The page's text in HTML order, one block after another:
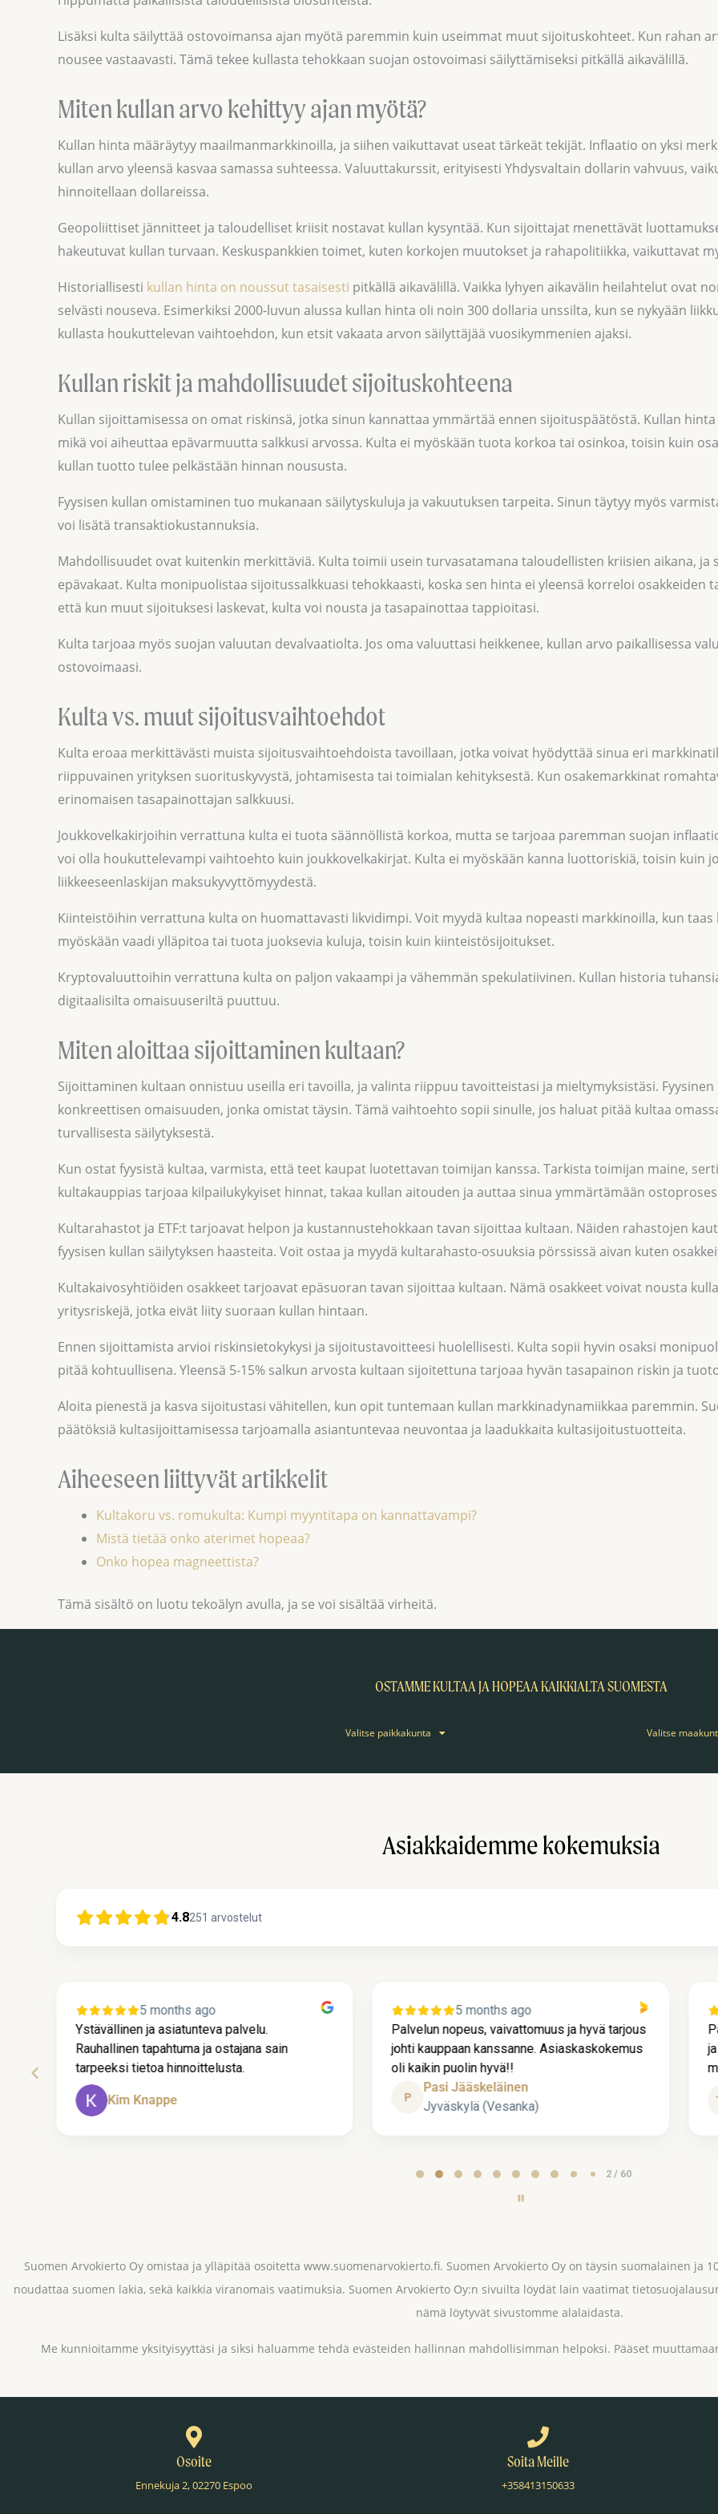
Lisäksi kulta säilyttää ostovoimansa ajan myötä paremmin kuin useimmat muut sijoituskohteet. Kun rahan
nousee vastaavasti. Tämä tekee kullasta tehokkaan suojan ostovoimasi säilyttämiseksi pitkällä aikavälillä.
Miten kullan arvo kehittyy ajan myötä?
Kullan hinta määräytyy maailmanmarkkinoilla, ja siihen vaikuttavat useat tärkeät tekijät. Inflaatio on yksi
kullan arvo yleensä kasvaa samassa suhteessa. Valuuttakurssit, erityisesti Yhdysvaltain dollarin vahvuus,
hinnoitellaan dollareissa.
Geopoliittiset jännitteet ja taloudelliset kriisit nostavat kullan kysyntää. Kun sijoittajat menettävät
hakeutuvat kullan turvaan. Keskuspankkien toimet, kuten korkojen muutokset ja rahapolitiikka, vaikuttavat
Historiallisesti kullan hinta on noussut tasaisesti pitkällä aikavälillä. Vaikka lyhyen aikavälin heilahtelut ovat
selvästi nouseva. Esimerkiksi 2000-luvun alussa kullan hinta oli noin 300 dollaria unssilta, kun se nykyään
kullasta houkuttelevan vaihtoehdon, kun etsit vakaata arvon säilyttäjää vuosikymmenien ajaksi.
Kullan riskit ja mahdollisuudet sijoituskohteena
Kullan sijoittamisessa on omat riskinsä, jotka sinun kannattaa ymmärtää ennen sijoituspäätöstä. Kullan
mikä voi aiheuttaa epävarmuutta salkkusi arvossa. Kulta ei myöskään tuota korkoa tai osinkoa, toisin kuin
kullan tuotto tulee pelkästään hinnan noususta.
Fyysisen kullan omistaminen tuo mukanaan säilytyskuluja ja vakuutuksen tarpeita. Sinun täytyy myös
voi lisätä transaktiokustannuksia.
Mahdollisuudet ovat kuitenkin merkittäviä. Kulta toimii usein turvasatamana taloudellisten kriisien aikana,
epävakaat. Kulta monipuolistaa sijoitussalkkuasi tehokkaasti, koska sen hinta ei yleensä korreloi osakkeiden
että kun muut sijoituksesi laskevat, kulta voi nousta ja tasapainottaa tappioitasi.
Kulta tarjoaa myös suojan valuutan devalvaatiolta. Jos oma valuuttasi heikkenee, kullan arvo paikallisessa
ostovoimaasi.
Kulta vs. muut sijoitusvaihtoehdot
Kulta eroaa merkittävästi muista sijoitusvaihtoehdoista tavoillaan, jotka voivat hyödyttää sinua eri
riippuvainen yrityksen suorituskyvystä, johtamisesta tai toimialan kehityksestä. Kun osakemarkkinat
erinomaisen tasapainottajan salkkuusi.
Joukkovelkakirjoihin verrattuna kulta ei tuota säännöllistä korkoa, mutta se tarjoaa paremman suojan
voi olla houkuttelevampi vaihtoehto kuin joukkovelkakirjat. Kulta ei myöskään kanna luottoriskiä, toisin kuin
liikkeeseenlaskijan maksukyvyttömyydestä.
Kiinteistöihin verrattuna kulta on huomattavasti likvidimpi. Voit myydä kultaa nopeasti markkinoilla, kun
myöskään vaadi ylläpitoa tai tuota juoksevia kuluja, toisin kuin kiinteistösijoitukset.
Kryptovaluuttoihin verrattuna kulta on paljon vakaampi ja vähemmän spekulatiivinen. Kullan historia
digitaalisilta omaisuuseriltä puuttuu.
Miten aloittaa sijoittaminen kultaan?
Sijoittaminen kultaan onnistuu useilla eri tavoilla, ja valinta riippuu tavoitteistasi ja mieltymyksistäsi.
konkreettisen omaisuuden, jonka omistat täysin. Tämä vaihtoehto sopii sinulle, jos haluat pitää kultaa
turvallisesta säilytyksestä.
Kun ostat fyysistä kultaa, varmista, että teet kaupat luotettavan toimijan kanssa. Tarkista toimijan maine,
kultakauppias tarjoaa kilpailukykyiset hinnat, takaa kullan aitouden ja auttaa sinua ymmärtämään
Kultarahastot ja ETF:t tarjoavat helpon ja kustannustehokkaan tavan sijoittaa kultaan. Näiden rahastojen
fyysisen kullan säilytyksen haasteita. Voit ostaa ja myydä kultarahasto-osuuksia pörssissä aivan kuten
Kultakaivosyhtiöiden osakkeet tarjoavat epäsuoran tavan sijoittaa kultaan. Nämä osakkeet voivat nousta
yritysriskejä, jotka eivät liity suoraan kullan hintaan.
Ennen sijoittamista arvioi riskinsietokykysi ja sijoitustavoitteesi huolellisesti. Kulta sopii hyvin osaksi
pitää kohtuullisena. Yleensä 5-15% salkun arvosta kultaan sijoitettuna tarjoaa hyvän tasapainon riskin ja
Aloita pienestä ja kasva sijoitustasi vähitellen, kun opit tuntemaan kullan markkinadynamiikkaa paremmin.
päätöksiä kultasijoittamisessa tarjoamalla asiantuntevaa neuvontaa ja laadukkaita kultasijoitustuotteita.
Aiheeseen liittyvät artikkelit
Kultakoru vs. romukulta: Kumpi myyntitapa on kannattavampi?
Mistä tietää onko aterimet hopeaa?
Onko hopea magneettista?
Tämä sisältö on luotu tekoälyn avulla, ja se voi sisältää virheitä.
OSTAMME KULTAA JA HOPEAA KAIKKIALTA SUOMESTA
Valitse paikkakunta Valitse
Asiakkaidemme kokemuksia
4.8251 arvostelut
5 months ago
Ystävällinen ja asiatunteva palvelu.
Rauhallinen tapahtuma ja ostajana sain
tarpeeksi tietoa hinnoittelusta.
Kim Knappe
5 months ago
Palvelun nopeus, vaivattomuus ja hyvä tarjous
johti kauppaan kanssanne. Asiaskaskokemus
oli kaikin puolin hyvä!!
P
Pasi Jääskeläinen
Jyväskylä (Vesanka)
2 / 60
Suomen Arvokierto Oy omistaa ja ylläpitää osoitetta www.suomenarvokierto.fi. Suomen Arvokierto Oy on täysin suomalainen ja
noudattaa suomen lakia, sekä kaikkia viranomais vaatimuksia. Suomen Arvokierto Oy:n sivuilta löydät lain vaatimat
nämä löytyvät sivustomme alalaidasta.
Me kunnioitamme yksityisyyttäsi ja siksi haluamme tehdä evästeiden hallinnan mahdollisimman helpoksi. Pääset
Osoite
Ennekuja 2, 02270 Espoo
Soita Meille
+358413150633